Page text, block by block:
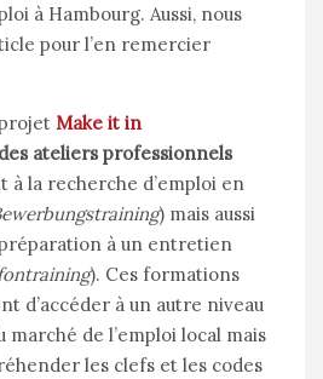
à Hambourg. Aussi, nous
pour l’en remercier
Make it in
ateliers professionnels
à la recherche d’emploi en
) mais aussi
à un entretien
). Ces formations
d’accéder à un autre niveau
marché de l’emploi local mais
les clefs et les codes